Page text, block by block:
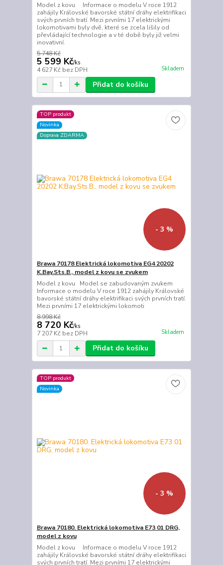
Model z kovu Informace o modelu V roce 1912
zahájily Královské bavorské státní dráhy elektrifikaci
svých prvních tratí. Mezi prvními 17 elektrickými
lokomotivami byly dvě, které se zcela lišily od
převládající technologie a v té době byly již velmi
inovativní.
5 748 Kč
5 599 Kč/ks
4 627 Kč bez DPH Skladem
Přidat do košíku
TOP produkt
Novinka
Doprava ZDARMA
- 3 %
Brawa 70178 Elektrická lokomotiva EG4 20202
K.Bay.Sts.B., model z kovu se zvukem
Model z kovu Model se zabudovaným zvukem
Informace o modelu V roce 1912 zahájily Královské
bavorské státní dráhy elektrifikaci svých prvních tratí.
Mezi prvními 17 elektrickými lokomoti
8 998 Kč
8 720 Kč/ks
7 207 Kč bez DPH Skladem
Přidat do košíku
TOP produkt
Novinka
- 3 %
Brawa 70180. Elektrická lokomotiva E73 01 DRG,
model z kovu
Model z kovu Informace o modelu V roce 1912
zahájily Královské bavorské státní dráhy elektrifikaci
svých prvních tratí. Mezi prvními 17 elektrickými